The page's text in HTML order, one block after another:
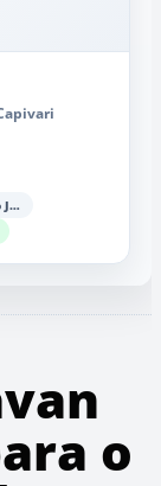
Campos do Jordão
o